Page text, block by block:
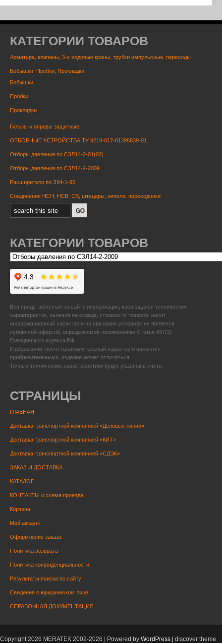
КАТЕГОРИИ ТОВАРОВ
Арматура, клапаны, 3-х ходовые краны, трубки импульсные, переходы
Бобышки, Пробки, Прокладки
Бобышки
Пробки
Прокладки
Гильзы и оправы защитные
ОТБОРНЫЕ УСТРОЙСТВА ТУ 4218-017-01395839-01
Отборы давления по СЗЛ14-2-01(02)
Отборы давления по СЗЛ14-2-2009
Расширители по ЗК4-1-95
Соединения НСН, НСВ, СВ, штуцеры, нипели, переходники
КАТЕГОРИИ ТОВАРОВ
Вся представленная на сайте информация, касающаяся технических
характеристик, наличия на складе, стоимости товаров, носит
информационный характер и ни при каких условиях не является
публичной офертой, определяемой положениями Статьи 437(2)
Гражданского кодекса РФ.
Изображения носят ознакомительный характер и являются
приблизительными, изделие может отличаться.
Точные технические характеристики будут указаны в счете.
СТРАНИЦЫ
ГЛАВНАЯ
Доставка транспортной компанией «Деловые линии»
Доставка транспортной компанией «КИТ»
Доставка транспортной компанией «СДЭК»
ЗАКАЗ И ДОСТАВКА
КАТАЛОГ
КОНТАКТЫ и схема проезда
Корзина
Мой аккаунт
Оформление заказа
Политика возврата
Политика конфиденциальности
Результаты поиска по сайту
Сведения о юридическом лице
СПРАВОЧНАЯ ДОКУМЕНТАЦИЯ
Copyright 2026 MERATEK 2002-2026 | Powered by WordPress | discover theme